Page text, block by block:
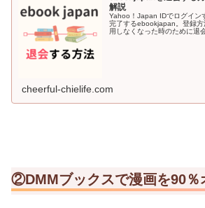
解説
Yahoo！Japan IDでログイン
完了するebookjapan。登録
用しなくなった時のために退
cheerful-chielife.com
②DMMブックスで漫画を90％